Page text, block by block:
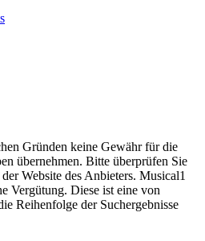
Gründen keine Gewähr für die
übernehmen. Bitte überprüfen Sie
Website des Anbieters. Musical1
Vergütung. Diese ist eine von
Reihenfolge der Suchergebnisse